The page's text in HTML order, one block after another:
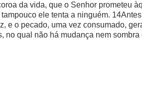
da vida, que o Senhor prometeu
ele tenta a ninguém.
o pecado, uma vez consumado,
qual não há mudança nem